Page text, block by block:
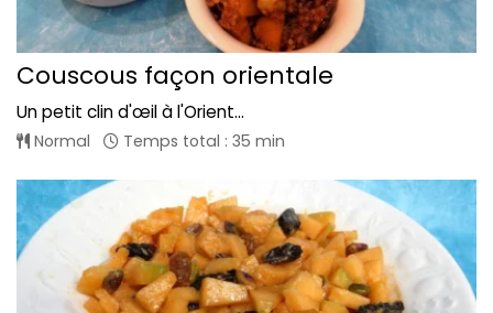
Couscous façon orientale
Un petit clin d'œil à l'Orient...
Normal Temps total : 35 min